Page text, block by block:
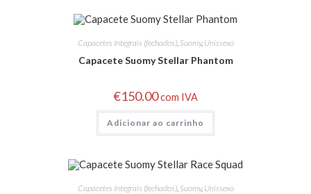
Capacetes Integrais (fechados), Suomy, Unissexo
Capacete Suomy Stellar Phantom
€150.00com IVA
Adicionar ao carrinho
Capacetes Integrais (fechados), Suomy, Unissexo